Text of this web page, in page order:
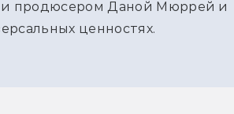
и продюсером Даной Мюррей и
ценностях.